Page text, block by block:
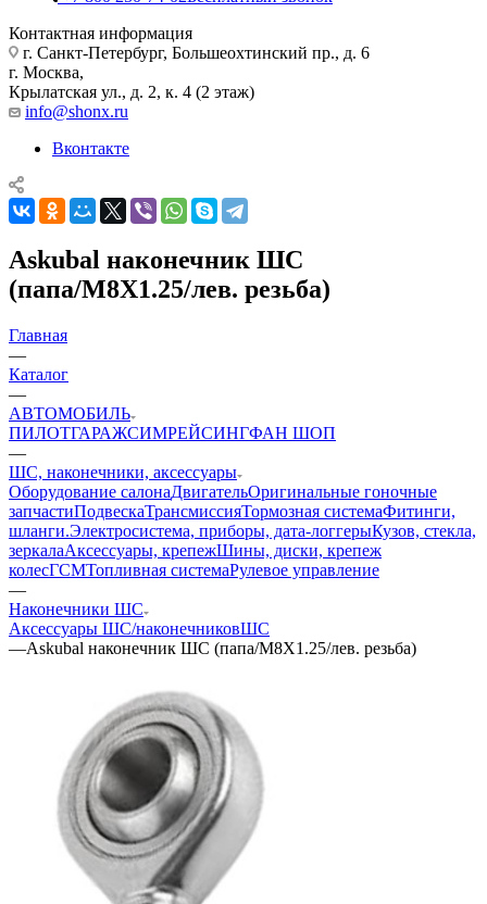
Контактная информация
г. Санкт-Петербург, Большеохтинский пр., д. 6
г. Москва,
Крылатская ул., д. 2, к. 4 (2 этаж)
info@shonx.ru
Вконтакте
Askubal наконечник ШС
(папа/M8X1.25/лев. резьба)
Главная
—
Каталог
—
АВТОМОБИЛЬ
ПИЛОТГАРАЖСИМРЕЙСИНГФАН ШОП
—
ШС, наконечники, аксессуары
Оборудование салонаДвигательОригинальные гоночные
запчастиПодвескаТрансмиссияТормозная системаФитинги,
шланги.Электросистема, приборы, дата-логгерыКузов, стекла,
зеркалаАксессуары, крепежШины, диски, крепеж
колесГСМТопливная системаРулевое управление
—
Наконечники ШС
Аксессуары ШС/наконечниковШС
—Askubal наконечник ШС (папа/M8X1.25/лев. резьба)